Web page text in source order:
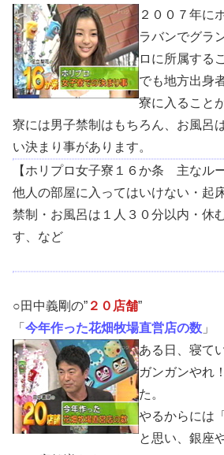
２００７年に
ラバンでグラ
ロに所属する
でも地方出身
寮に入ること
寮には男子禁制はもちろん、お風呂
い決まり事があります。
【ホリプロ女子寮１６か条 主なルー
他人の部屋に入ってはいけない・起
禁制・お風呂は１人３０分以内・休
す、など
○田中義剛の” ２０店舗”
「 今年作った花畑牧場直営店の数 」
ある日、寝て
ガンガンやれ
た。
やるからには
と思い、銀座